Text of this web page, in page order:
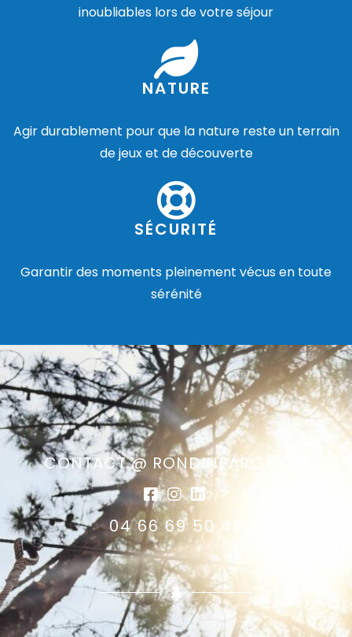
inoubliables lors de votre séjour
NATURE
Agir durablement pour que la nature reste un terrain
de jeux et de découverte
SÉCURITÉ
Garantir des moments pleinement vécus en toute
sérénité
CONTACT @ RONDINPARC.COM
04 66 69 50 46